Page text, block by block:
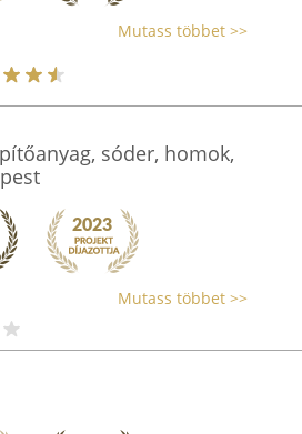
Mutass többet >>
sóder, homok,
Mutass többet >>